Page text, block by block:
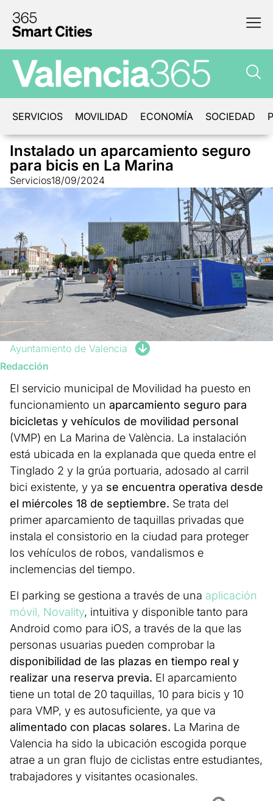
SERVICIOS MOVILIDAD ECONOMÍA SOCIEDAD
Instalado un aparcamiento seguro
para bicis en La Marina
Servicios18/09/2024
Ayuntamiento de Valencia
Redacción
El servicio municipal de Movilidad ha puesto en
funcionamiento un aparcamiento seguro para
bicicletas y vehículos de movilidad personal
(VMP) en La Marina de València. La instalación
está ubicada en la explanada que queda entre el
Tinglado 2 y la grúa portuaria, adosado al carril
bici existente, y ya se encuentra operativa desde
el miércoles 18 de septiembre. Se trata del
primer aparcamiento de taquillas privadas que
instala el consistorio en la ciudad para proteger
los vehículos de robos, vandalismos e
inclemencias del tiempo.
El parking se gestiona a través de una aplicación
móvil, Novality, intuitiva y disponible tanto para
Android como para iOS, a través de la que las
personas usuarias pueden comprobar la
disponibilidad de las plazas en tiempo real y
realizar una reserva previa. El aparcamiento
tiene un total de 20 taquillas, 10 para bicis y 10
para VMP, y es autosuficiente, ya que va
alimentado con placas solares. La Marina de
Valencia ha sido la ubicación escogida porque
atrae a un gran flujo de ciclistas entre estudiantes,
trabajadores y visitantes ocasionales.